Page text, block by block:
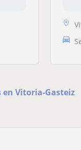
en Vitoria-Gasteiz